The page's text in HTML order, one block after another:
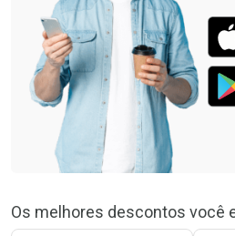
Os melhores descontos você